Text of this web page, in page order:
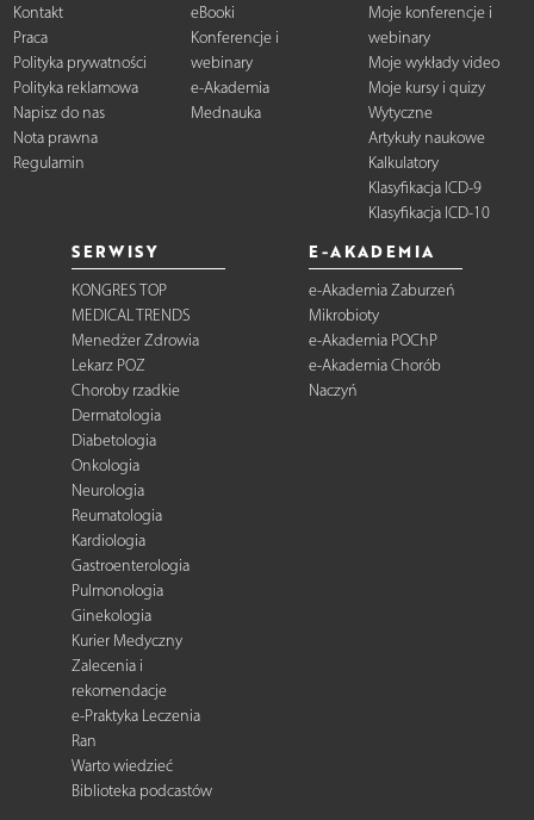
Kontakt
Praca
Polityka prywatności
Polityka reklamowa
Napisz do nas
Nota prawna
Regulamin
eBooki
Konferencje i
webinary
e-Akademia
Mednauka
Moje konferencje i
webinary
Moje wykłady video
Moje kursy i quizy
Wytyczne
Artykuły naukowe
Kalkulatory
Klasyfikacja ICD-9
Klasyfikacja ICD-10
SERWISY
KONGRES TOP
MEDICAL TRENDS
Menedżer Zdrowia
Lekarz POZ
Choroby rzadkie
Dermatologia
Diabetologia
Onkologia
Neurologia
Reumatologia
Kardiologia
Gastroenterologia
Pulmonologia
Ginekologia
Kurier Medyczny
Zalecenia i
rekomendacje
e-Praktyka Leczenia
Ran
Warto wiedzieć
Biblioteka podcastów
E-AKADEMIA
e-Akademia Zaburzeń
Mikrobioty
e-Akademia POChP
e-Akademia Chorób
Naczyń